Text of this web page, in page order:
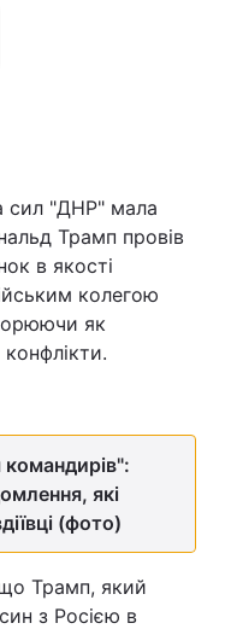
сил "ДНР" мала
Трамп провів
в якості
колегою
як
які
(фото)
Трамп, який
з Росією в